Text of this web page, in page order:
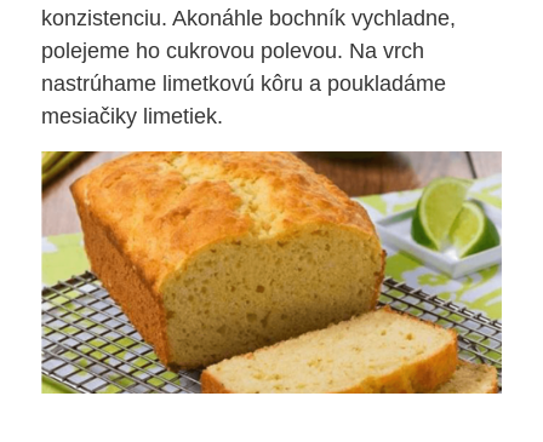
konzistenciu. Akonáhle bochník vychladne,
polejeme ho cukrovou polevou. Na vrch
nastrúhame limetkovú kôru a poukladáme
mesiačiky limetiek.